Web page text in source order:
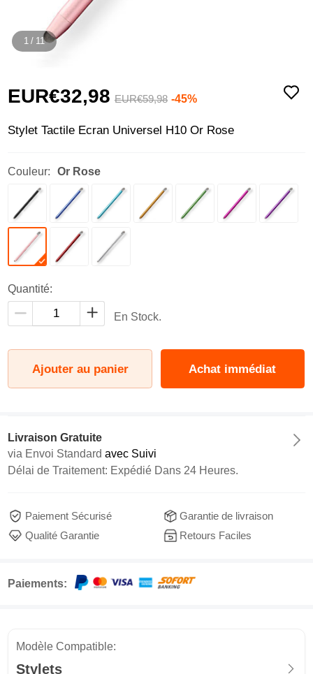
1 / 11
EUR€32,98 EUR€59,98 -45%
Stylet Tactile Ecran Universel H10 Or Rose
Couleur: Or Rose
Quantité:
En Stock.
Ajouter au panier Achat immédiat
Livraison Gratuite
via Envoi Standard avec Suivi
Délai de Traitement: Expédié Dans 24 Heures.
Paiement Sécurisé
Garantie de livraison
Qualité Garantie
Retours Faciles
Paiements:
Modèle Compatible:
Stylets